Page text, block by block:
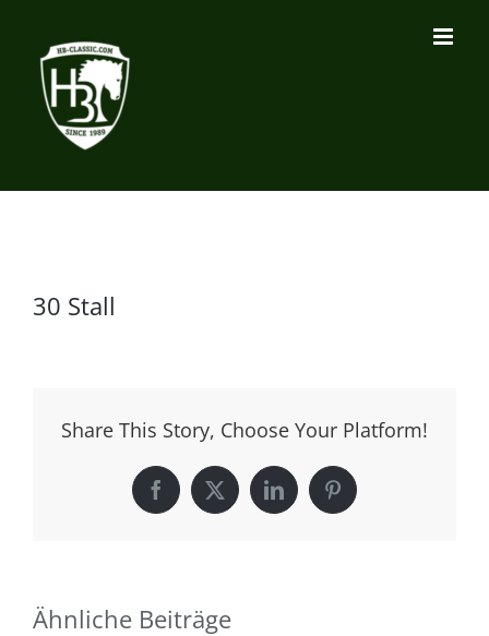
Inhalt
springen
30 Stall
Share This Story, Choose Your Platform!
Facebook
X LinkedInPinterest
Ähnliche Beiträge